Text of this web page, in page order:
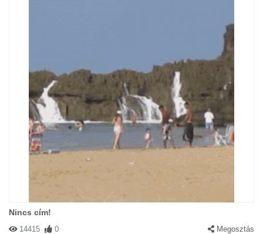
Nincs cím!
14415 0 Megosztás